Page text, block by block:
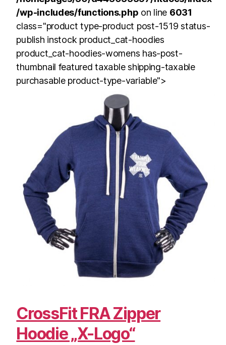
/wp-includes/functions.php on line 6031
class="product type-product post-1519 status-
publish instock product_cat-hoodies
product_cat-hoodies-womens has-post-
thumbnail featured taxable shipping-taxable
purchasable product-type-variable">
CrossFit FRA Zipper
Hoodie „X-Logo“